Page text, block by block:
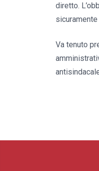
diretto.
Va tenuto